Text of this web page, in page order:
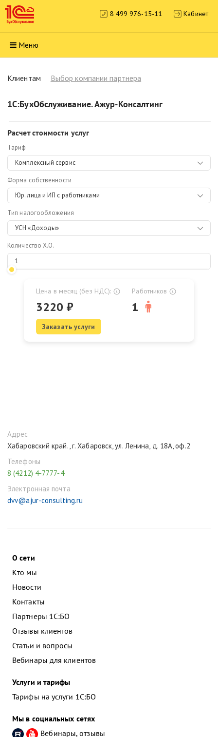
8 499 976-15-11 Кабинет
Меню
Клиентам Выбор компании партнера
1С:БухОбслуживание. Ажур-Консалтинг
Расчет стоимости услуг
Тариф
Комплексный сервис
Форма собственности
Юр. лица и ИП с работниками
Тип налогообложения
УСН «Доходы»
Количество Х.О.
Цена в месяц (без НДС):
3220 ₽
Работников
1
Заказать услуги
Адрес
Хабаровский край., г. Хабаровск, ул. Ленина, д. 18А, оф.2
Телефоны
8 (4212) 4-7777-4
Электронная почта
dvv@ajur-consulting.ru
О сети
Кто мы
Новости
Контакты
Партнеры 1С:БО
Отзывы клиентов
Статьи и вопросы
Вебинары для клиентов
Услуги и тарифы
Тарифы на услуги 1С:БО
Мы в социальных сетях
Вебинары, отзывы